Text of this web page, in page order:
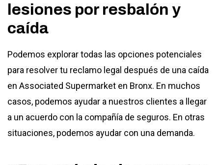
lesiones por resbalón y
caída
Podemos explorar todas las opciones potenciales
para resolver tu reclamo legal después de una caída
en Associated Supermarket en Bronx. En muchos
casos, podemos ayudar a nuestros clientes a llegar
a un acuerdo con la compañía de seguros. En otras
situaciones, podemos ayudar con una demanda.